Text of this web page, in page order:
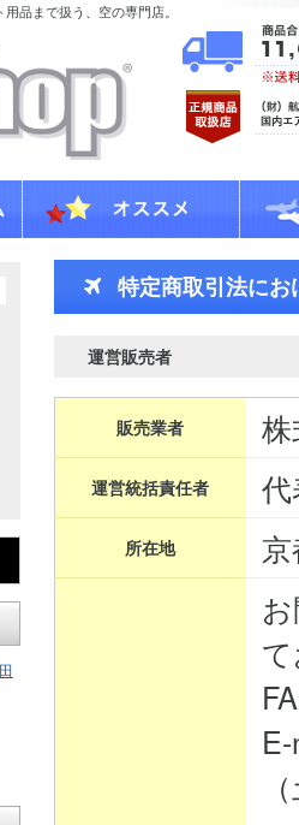
品まで扱う、空の専門店。
特定商取引法にお
運営販売者
販売業者
運営統括責任者
所在地